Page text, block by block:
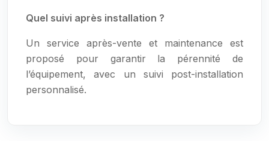
Quel suivi après installation ?
Un service après-vente et maintenance est
proposé pour garantir la pérennité de
l’équipement, avec un suivi post-installation
personnalisé.